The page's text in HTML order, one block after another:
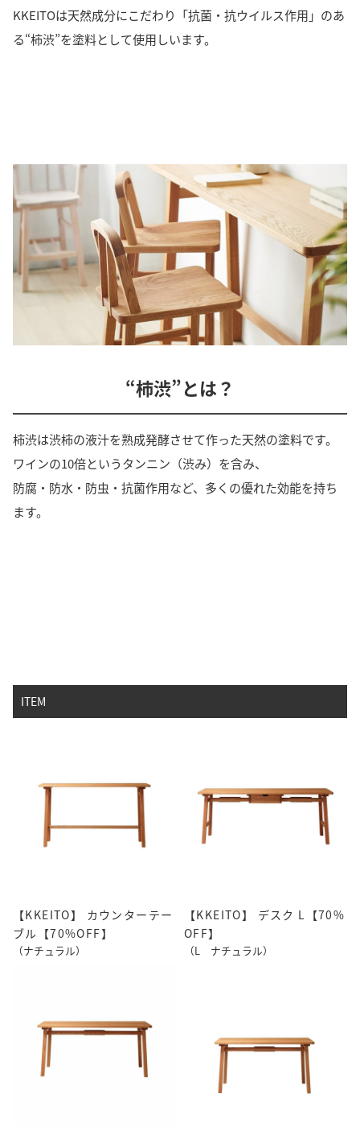
KKEITOは天然成分にこだわり「抗菌・抗ウイルス作用」のあ
る“柿渋”を塗料として使用しいます。
“柿渋”とは？
柿渋は渋柿の液汁を熟成発酵させて作った天然の塗料です。
ワインの10倍というタンニン（渋み）を含み、
防腐・防水・防虫・抗菌作用など、多くの優れた効能を持ち
ます。
ITEM
【KKEITO】 カウンターテー
ブル【70%OFF】
（ナチュラル）
【KKEITO】 デスク L【70%
OFF】
（L ナチュラル）